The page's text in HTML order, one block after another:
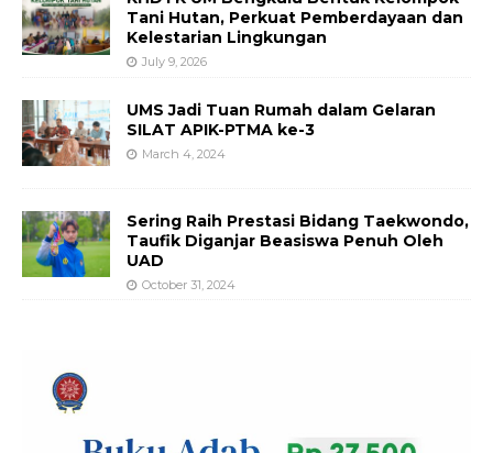
Tani Hutan, Perkuat Pemberdayaan dan
Kelestarian Lingkungan
July 9, 2026
UMS Jadi Tuan Rumah dalam Gelaran
SILAT APIK-PTMA ke-3
March 4, 2024
Sering Raih Prestasi Bidang Taekwondo,
Taufik Diganjar Beasiswa Penuh Oleh
UAD
October 31, 2024